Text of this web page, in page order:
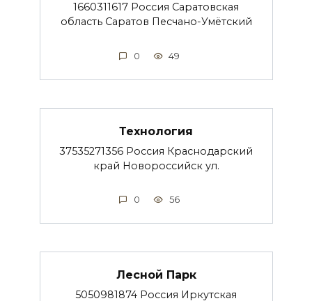
1660311617 Россия Саратовская
область Саратов Песчано-Умётский
0 49
Технология
37535271356 Россия Краснодарский
край Новороссийск ул.
0 56
Лесной Парк
5050981874 Россия Иркутская